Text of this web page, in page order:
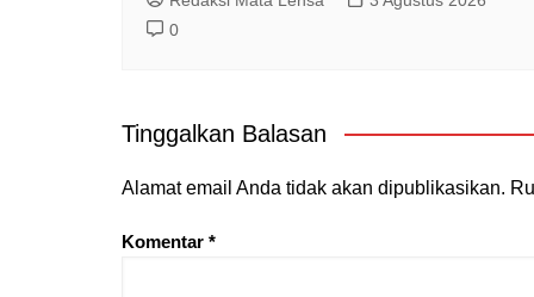
0
Tinggalkan Balasan
Alamat email Anda tidak akan dipublikasikan.
Komentar *